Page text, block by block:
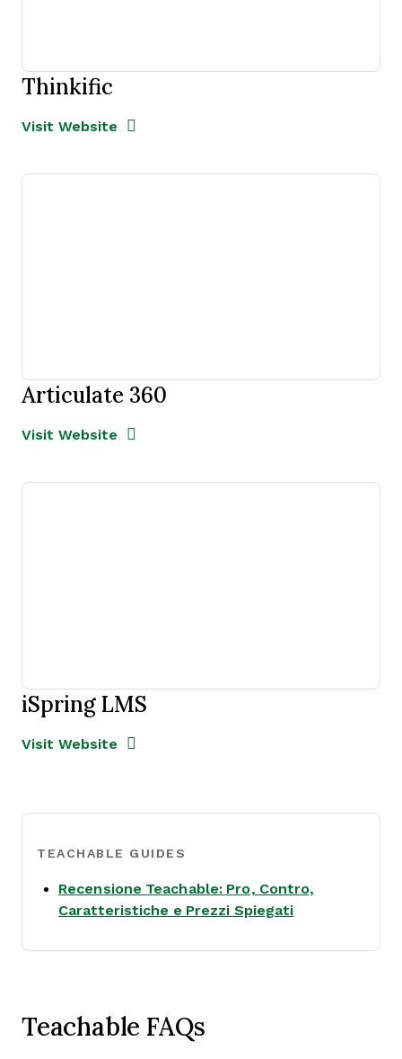
Thinkific
Visit Website Opens New Window
Articulate 360
Visit Website Opens New Window
iSpring LMS
Visit Website Opens New Window
TEACHABLE GUIDES
Recensione Teachable: Pro, Contro,
Caratteristiche e Prezzi SpiegatiOpens new
Teachable FAQs